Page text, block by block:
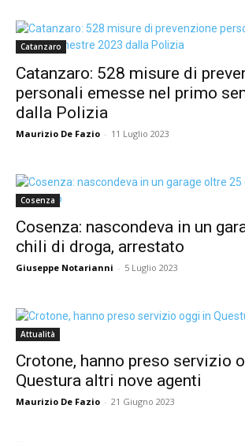
Catanzaro
Catanzaro: 528 misure di
personali emesse nel primo
dalla Polizia
Maurizio De Fazio - 11 Luglio 2023
Cosenza
Cosenza: nascondeva in un
chili di droga, arrestato
Giuseppe Notarianni - 5 Luglio 2023
Attualità
Crotone, hanno preso servizio
Questura altri nove agenti
Maurizio De Fazio - 21 Giugno 2023